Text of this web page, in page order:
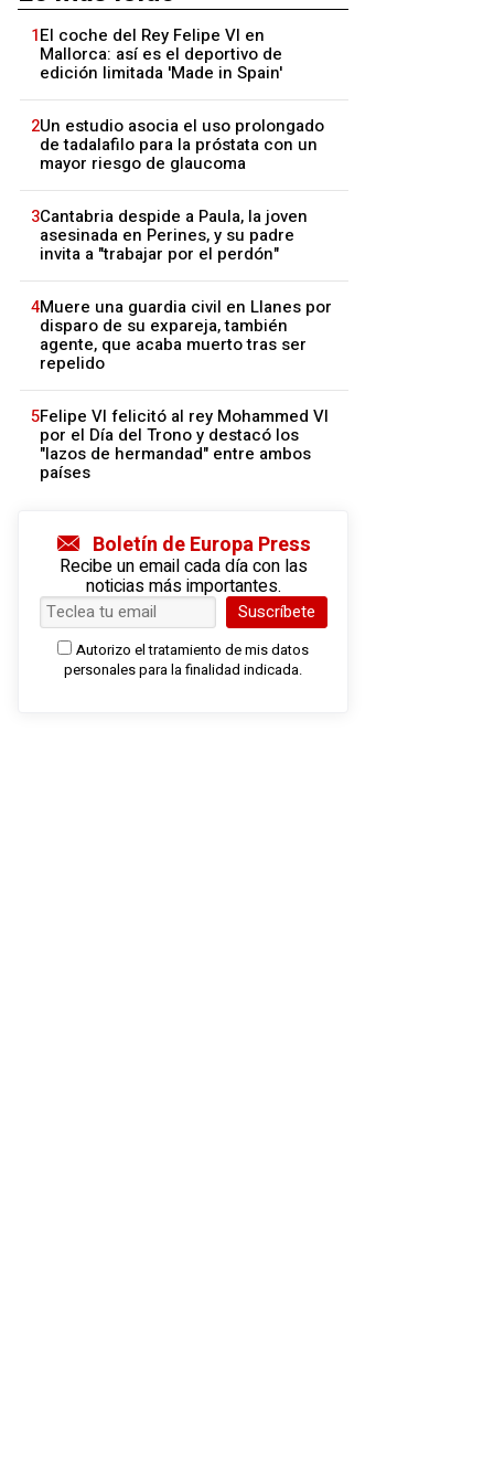
1El coche del Rey Felipe VI en
Mallorca: así es el deportivo de
edición limitada 'Made in Spain'
2Un estudio asocia el uso prolongado
de tadalafilo para la próstata con un
mayor riesgo de glaucoma
3Cantabria despide a Paula, la joven
asesinada en Perines, y su padre
invita a "trabajar por el perdón"
4Muere una guardia civil en Llanes por
disparo de su expareja, también
agente, que acaba muerto tras ser
repelido
5Felipe VI felicitó al rey Mohammed VI
por el Día del Trono y destacó los
"lazos de hermandad" entre ambos
países
Boletín de Europa Press
Recibe un email cada día con las
noticias más importantes.
Suscríbete
Autorizo el tratamiento de mis datos
personales para la finalidad indicada.